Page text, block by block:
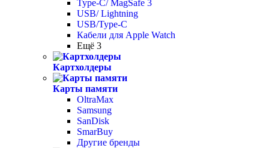
Type-C/ MagSafe 3
USB/ Lightning
USB/Type-C
Кабели для Apple Watch
Ещё 3
Картхолдеры
Карты памяти
OltraMax
Samsung
SanDisk
SmarBuy
Другие бренды